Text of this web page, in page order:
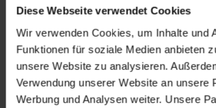
Diese Webseite verwendet Cookies
Wir verwenden Cookies, um Inhalte und
Funktionen für soziale Medien anbieten
unsere Website zu analysieren.
Verwendung unserer Website an unsere
Werbung und Analysen weiter. Unsere
La protection de rack standard absorbe
40,971 joules à un angle d'impact de 22,5°
Spécifications
Longueur:1 m